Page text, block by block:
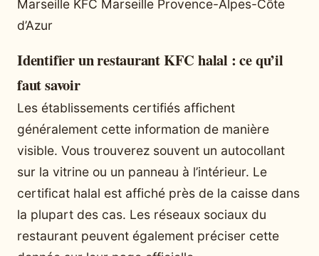
Marseille KFC Marseille Provence-Alpes-Côte
d’Azur
Identifier un restaurant KFC halal : ce qu’il
faut savoir
Les établissements certifiés affichent
généralement cette information de manière
visible. Vous trouverez souvent un autocollant
sur la vitrine ou un panneau à l’intérieur. Le
certificat halal est affiché près de la caisse dans
la plupart des cas. Les réseaux sociaux du
restaurant peuvent également préciser cette